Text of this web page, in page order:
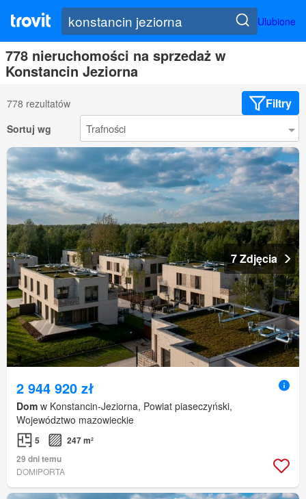
Ulubione
778 nieruchomości na sprzedaż w
Konstancin Jeziorna
778 rezultatów Filtry
Sortuj wg
7 Zdjęcia
2 944 920 zł
Dom w Konstancin-Jeziorna, Powiat piaseczyński,
Województwo mazowieckie
5
247 m²
29 dni temu
DOMIPORTA